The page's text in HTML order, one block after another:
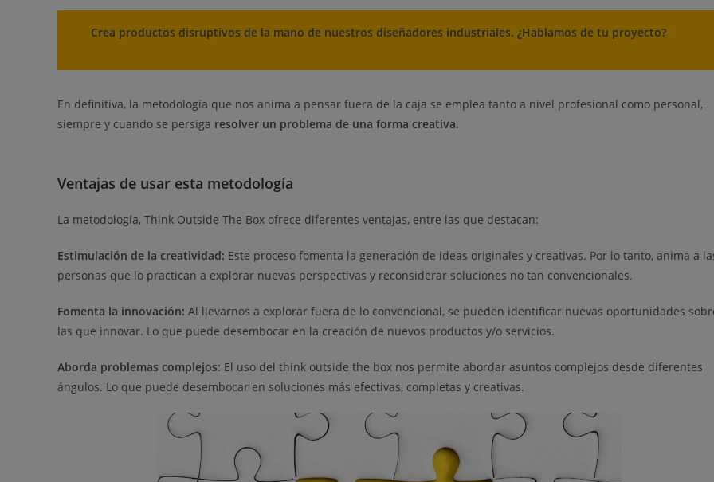
Crea productos disruptivos de la mano de nuestros diseñadores industriales. ¿Hablamos de tu proyecto?
En definitiva, la metodología que nos anima a pensar fuera de la caja se emplea tanto a nivel profesional como personal,
siempre y cuando se persiga resolver un problema de una forma creativa.
Ventajas de usar esta metodología
La metodología, Think Outside The Box ofrece diferentes ventajas, entre las que destacan:
Estimulación de la creatividad: Este proceso fomenta la generación de ideas originales y creativas. Por lo tanto, anima a
personas que lo practican a explorar nuevas perspectivas y reconsiderar soluciones no tan convencionales.
Fomenta la innovación: Al llevarnos a explorar fuera de lo convencional, se pueden identificar nuevas oportunidades
las que innovar. Lo que puede desembocar en la creación de nuevos productos y/o servicios.
Aborda problemas complejos: El uso del think outside the box nos permite abordar asuntos complejos desde diferentes
ángulos. Lo que puede desembocar en soluciones más efectivas, completas y creativas.